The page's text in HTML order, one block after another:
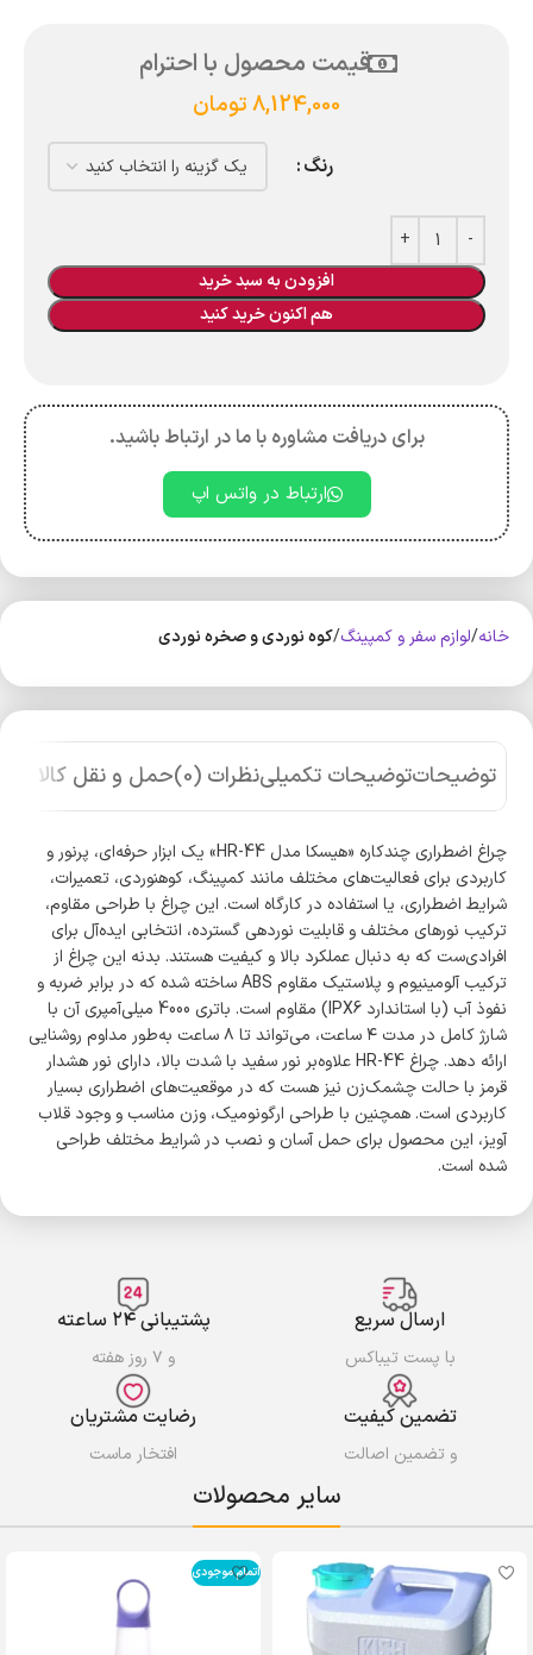
قیمت محصول با احترام
8,124,000تومان
رنگ
افزودن به سبد خرید
هم اکنون خرید کنید
برای دریافت مشاوره با ما در ارتباط باشید.
ارتباط در واتس اپ
خانه لوازم سفر و کمپینگ کوه‌ نوردی و صخره نوردی
توضیحاتتوضیحات تکمیلینظرات (0) حمل و نقل کالا
چراغ اضطراری چندکاره «هیسکا مدل HR-44» یک ابزار حرفه‌ای، پرنور و
کاربردی برای فعالیت‌های مختلف مانند کمپینگ، کوهنوردی، تعمیرات،
شرایط اضطراری، یا استفاده در کارگاه است. این چراغ با طراحی مقاوم،
ترکیب نورهای مختلف و قابلیت نوردهی گسترده، انتخابی ایده‌آل برای
افرادی‌ست که به دنبال عملکرد بالا و کیفیت هستند. بدنه این چراغ از
ترکیب آلومینیوم و پلاستیک مقاوم ABS ساخته شده که در برابر ضربه و
نفوذ آب (با استاندارد IPX6) مقاوم است. باتری 4000 میلی‌آمپری آن با
شارژ کامل در مدت ۴ ساعت، می‌تواند تا ۸ ساعت به‌طور مداوم روشنایی
ارائه دهد. چراغ HR-44 علاوه‌بر نور سفید با شدت بالا، دارای نور هشدار
قرمز با حالت چشمک‌زن نیز هست که در موقعیت‌های اضطراری بسیار
کاربردی است. همچنین با طراحی ارگونومیک، وزن مناسب و وجود قلاب
آویز، این محصول برای حمل آسان و نصب در شرایط مختلف طراحی
شده است.
ارسال سریع
با پست تیباکس
پشتیبانی ۲۴ ساعته
و ۷ روز هفته
تضمین کیفیت
و تضمین اصالت
رضایت مشتریان
افتخار ماست
سایر محصولات
اتمام موجودی